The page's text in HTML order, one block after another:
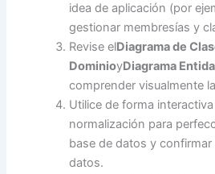
idea de aplicación (por
gestionar membresías y
Revise elDiagrama de
DominioyDiagrama
comprender visualmente
Utilice de forma
normalización para
base de datos y
datos.